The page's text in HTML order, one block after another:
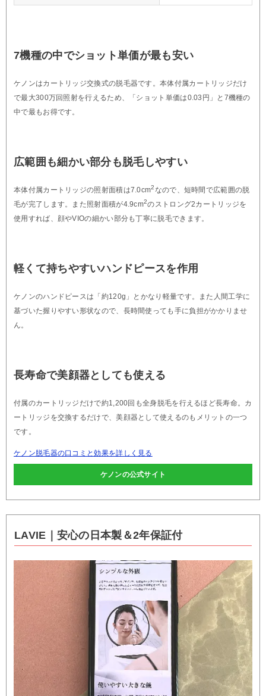
7機種の中でショット単価が最も安い
ケノンはカートリッジ交換式の脱毛器です。本体付属カートリッジだけ
で最大300万回照射を行えるため、「ショット単価は0.03円」と7機種の
中で最もお得です。
広範囲も細かい部分も脱毛しやすい
本体付属カートリッジの照射面積は7.0cm2 なので、短時間で広範囲の脱
毛が完了します。また照射面積が4.9cm2のストロング2カートリッジを
使用すれば、顔やVIOの細かい部分も丁寧に脱毛できます。
軽くて持ちやすいハンドピースを作用
ケノンのハンドピースは「約120g」とかなり軽量です。また人間工学に
基づいた握りやすい形状なので、長時間使っても手に負担がかかりませ
ん。
長寿命で美顔器としても使える
付属のカートリッジだけで約1,200回も全身脱毛を行えるほど長寿命。カ
ートリッジを交換するだけで、美顔器として使えるのもメリットの一つ
です。
ケノン脱毛器の口コミと効果を詳しく見る
ケノンの公式サイト
LAVIE｜安心の日本製＆2年保証付